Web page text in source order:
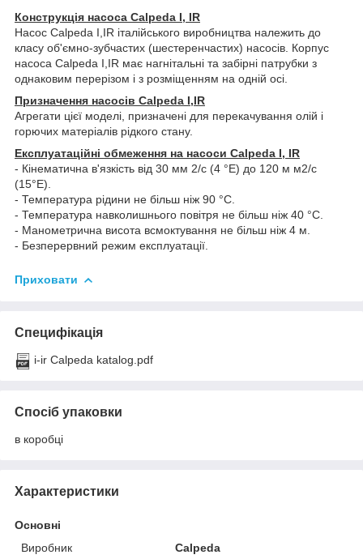
Конструкція насоса Calpeda I, IR
Насос Calpeda I,IR італійського виробництва належить до
класу об'ємно-зубчастих (шестеренчастих) насосів. Корпус
насоса Calpeda I,IR має нагнітальні та забірні патрубки з
однаковим перерізом і з розміщенням на одній осі.
Призначення насосів Calpeda I,IR
Агрегати цієї моделі, призначені для перекачування олій і
горючих матеріалів рідкого стану.
Експлуатаційні обмеження на насоси Calpeda I, IR
- Кінематична в'язкість від 30 мм 2/с (4 °Е) до 120 м м2/с
(15°Е).
- Температура рідини не більш ніж 90 °C.
- Температура навколишнього повітря не більш ніж 40 °C.
- Манометрична висота всмоктування не більш ніж 4 м.
- Безперервний режим експлуатації.
Приховати
Специфікація
i-ir Calpeda katalog.pdf
Спосіб упаковки
в коробці
Характеристики
Основні
Виробник
Calpeda